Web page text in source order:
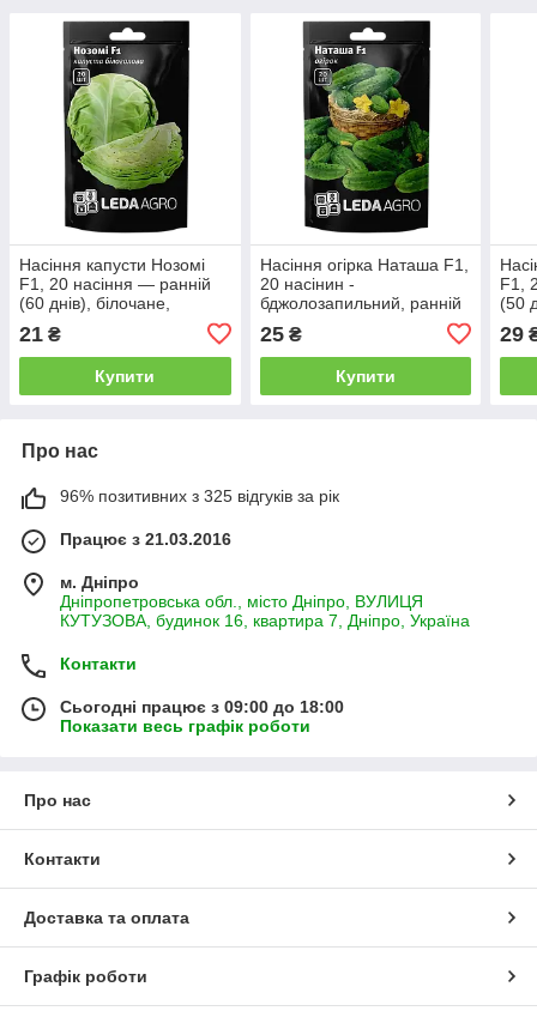
Насіння капусти Нозомі
F1, 20 насіння — ранній
(60 днів), білочане,
21 ₴
Купити
Насіння огірка Наташа F1,
20 насінин -
бджолозапильний, ранній
LEDAAGRO
25₴
Купити
F1,
(50
29
Про нас
96% позитивних з 325 відгуків за рік
Працює з 21.03.2016
м. Дніпро
Дніпропетровська обл., місто Дніпро, ВУЛИЦЯ
КУТУЗОВА, будинок 16, квартира 7, Дніпро, Україна
Контакти
Сьогодні працює з 09:00 до 18:00
Показати весь графік роботи
Про нас
Контакти
Доставка та оплата
Графік роботи